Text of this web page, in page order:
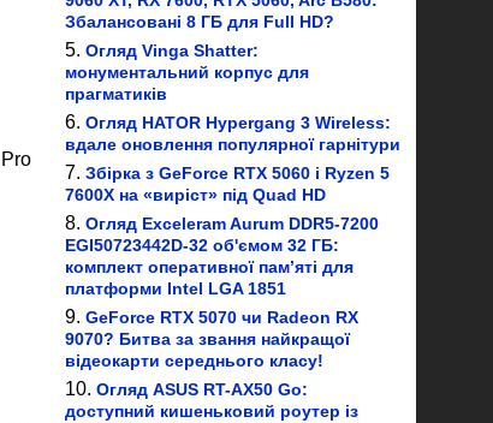
Збалансовані 8 ГБ для Full HD?
Огляд Vinga Shatter:
монументальний корпус для
прагматиків
Огляд HATOR Hypergang 3 Wireless:
вдале оновлення популярної гарнітури
Збірка з GeForce RTX 5060 і Ryzen 5
7600X на «виріст» під Quad HD
Огляд Exceleram Aurum DDR5-7200
EGI50723442D-32 об'ємом 32 ГБ:
комплект оперативної пам’яті для
платформи Intel LGA 1851
GeForce RTX 5070 чи Radeon RX
9070? Битва за звання найкращої
відеокарти середнього класу!
Огляд ASUS RT-AX50 Go:
доступний кишеньковий роутер із